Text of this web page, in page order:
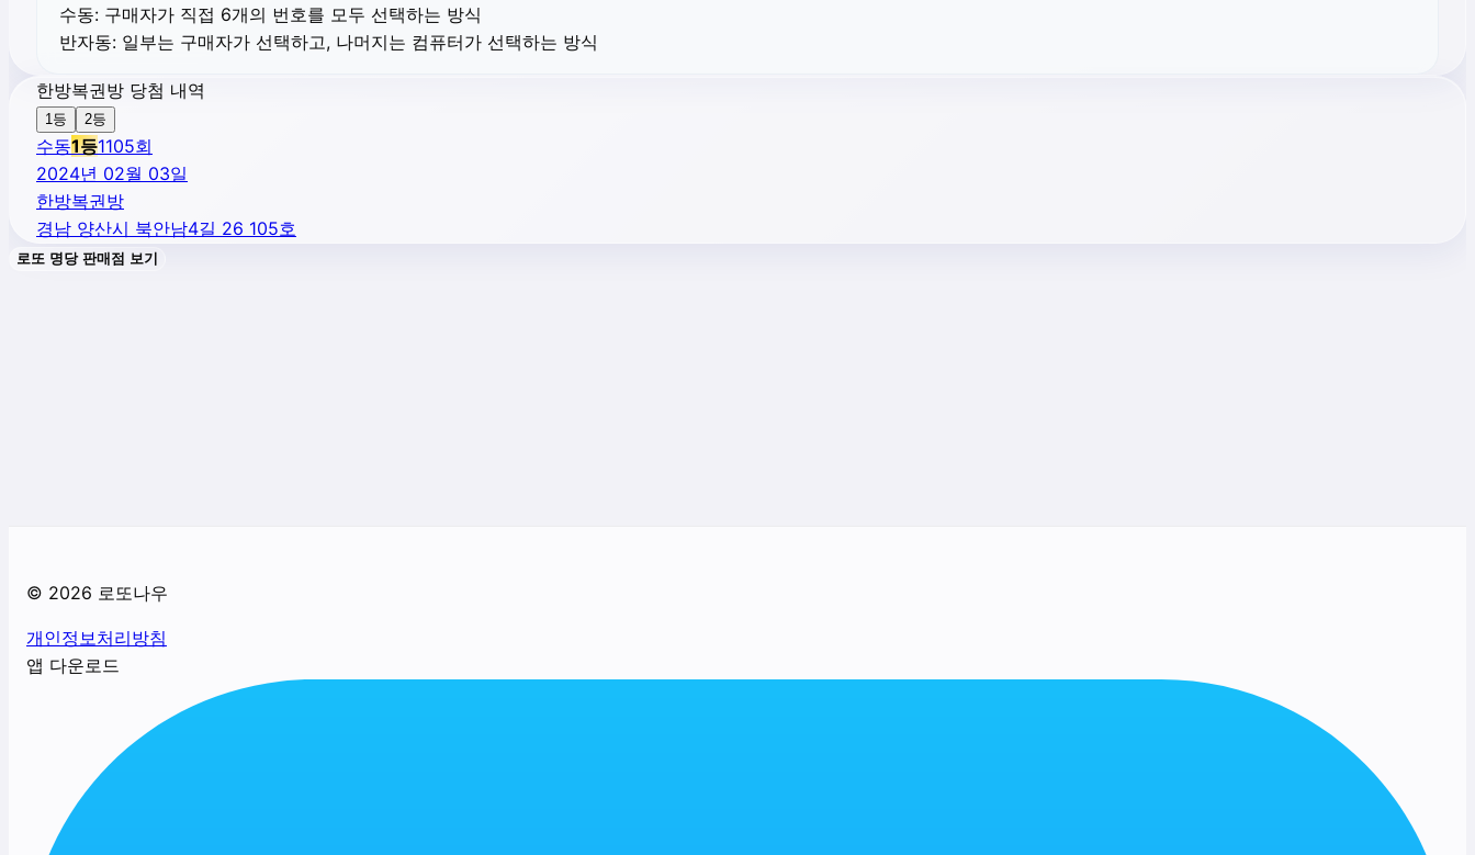
수동: 구매자가 직접 6개의 번호를 모두 선택하는 방식
반자동: 일부는 구매자가 선택하고, 나머지는 컴퓨터가 선택하는 방식
한방복권방 당첨 내역
1등 2등
수동1등1105회
2024년 02월 03일
한방복권방
경남 양산시 북안남4길 26 105호
로또 명당 판매점 보기
© 2026 로또나우
개인정보처리방침
앱 다운로드